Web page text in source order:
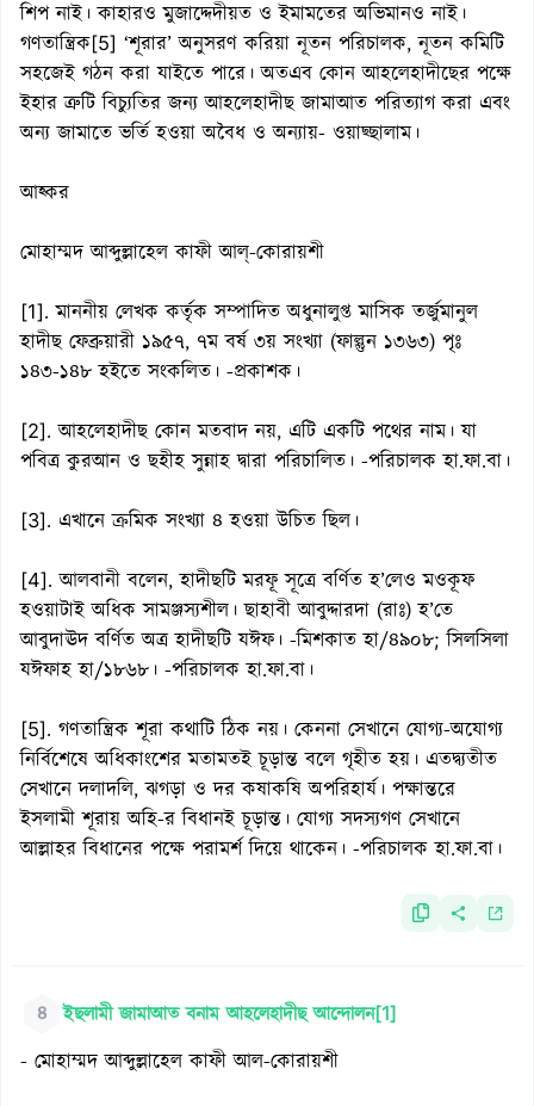
শিপ নাই। কাহারও মুজাদ্দেদীয়ত ও ইমামতের অভিমানও নাই।
গণতান্ত্রিক[5] ‘শূরার’ অনুসরণ করিয়া নূতন পরিচালক, নূতন কমিটি
সহজেই গঠন করা যাইতে পারে। অতএব কোন আহলেহাদীছের পক্ষে
ইহার ত্রুটি বিচ্যুতির জন্য আহলেহাদীছ জামাআত পরিত্যাগ করা এবং
অন্য জামাতে ভর্তি হওয়া অবৈধ ও অন্যায়- ওয়াছ্ছালাম।
আহ্কর
মোহাম্মদ আব্দুল্লাহেল কাফী আল্-কোরায়শী
[1]. মাননীয় লেখক কর্তৃক সম্পাদিত অধুনালুপ্ত মাসিক তর্জুমানুল
হাদীছ ফেব্রুয়ারী ১৯৫৭, ৭ম বর্ষ ৩য় সংখ্যা (ফাল্গুন ১৩৬৩) পৃঃ
১৪৩-১৪৮ হইতে সংকলিত। -প্রকাশক।
[2]. আহলেহাদীছ কোন মতবাদ নয়, এটি একটি পথের নাম। যা
পবিত্র কুরআন ও ছহীহ সুন্নাহ দ্বারা পরিচালিত। -পরিচালক হা.ফা.বা।
[3]. এখানে ক্রমিক সংখ্যা ৪ হওয়া উচিত ছিল।
[4]. আলবানী বলেন, হাদীছটি মরফূ সূত্রে বর্ণিত হ’লেও মওকূফ
হওয়াটাই অধিক সামঞ্জস্যশীল। ছাহাবী আবুদ্দারদা (রাঃ) হ’তে
আবুদাঊদ বর্ণিত অত্র হাদীছটি যঈফ। -মিশকাত হা/৪৯০৮; সিলসিলা
যঈফাহ হা/১৮৬৮। -পরিচালক হা.ফা.বা।
[5]. গণতান্ত্রিক শূরা কথাটি ঠিক নয়। কেননা সেখানে যোগ্য-অযোগ্য
নির্বিশেষে অধিকাংশের মতামতই চূড়ান্ত বলে গৃহীত হয়। এতদ্ব্যতীত
সেখানে দলাদলি, ঝগড়া ও দর কষাকষি অপরিহার্য। পক্ষান্তরে
ইসলামী শূরায় অহি-র বিধানই চূড়ান্ত। যোগ্য সদস্যগণ সেখানে
আল্লাহর বিধানের পক্ষে পরামর্শ দিয়ে থাকেন। -পরিচালক হা.ফা.বা।
৪ ইছলামী জামাআত বনাম আহলেহাদীছ আন্দোলন[1]
- মোহাম্মদ আব্দুল্লাহেল কাফী আল-কোরায়শী